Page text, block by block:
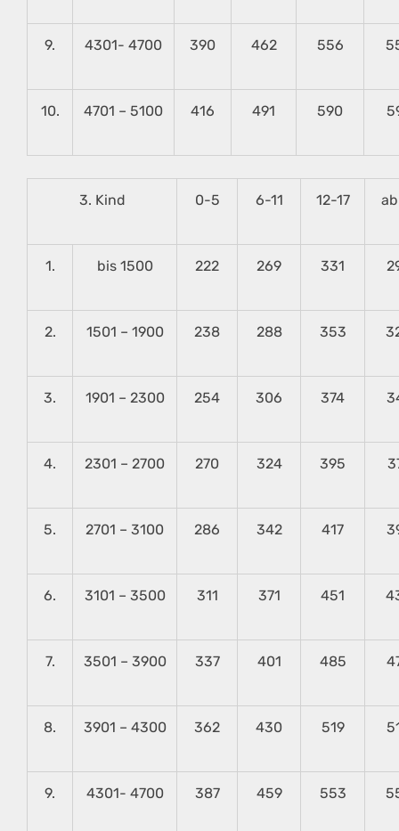
9. 4301- 4700 390 462 556
10. 4701 – 5100 416 491 590
3. Kind 0-5 6-11 12-17
1. bis 1500 222 269 331
2. 1501 – 1900 238 288 353
3. 1901 – 2300 254 306 374
4. 2301 – 2700 270 324 395
5. 2701 – 3100 286 342 417
6. 3101 – 3500 311 371 451
7. 3501 – 3900 337 401 485
8. 3901 – 4300 362 430 519
9. 4301- 4700 387 459 553